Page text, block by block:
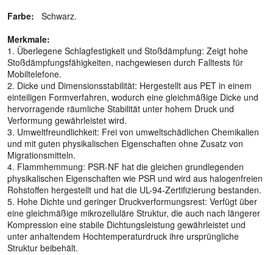
Farbe:
Schwarz.
Merkmale:
1. Überlegene Schlagfestigkeit und Stoßdämpfung: Zeigt hohe
Stoßdämpfungsfähigkeiten, nachgewiesen durch Falltests für
Mobiltelefone.
2. Dicke und Dimensionsstabilität: Hergestellt aus PET in einem
einteiligen Formverfahren, wodurch eine gleichmäßige Dicke und
hervorragende räumliche Stabilität unter hohem Druck und
Verformung gewährleistet wird.
3. Umweltfreundlichkeit: Frei von umweltschädlichen Chemikalien
und mit guten physikalischen Eigenschaften ohne Zusatz von
Migrationsmitteln.
4. Flammhemmung: PSR-NF hat die gleichen grundlegenden
physikalischen Eigenschaften wie PSR und wird aus halogenfreien
Rohstoffen hergestellt und hat die UL-94-Zertifizierung bestanden.
5. Hohe Dichte und geringer Druckverformungsrest: Verfügt über
eine gleichmäßige mikrozelluläre Struktur, die auch nach längerer
Kompression eine stabile Dichtungsleistung gewährleistet und
unter anhaltendem Hochtemperaturdruck ihre ursprüngliche
Struktur beibehält.